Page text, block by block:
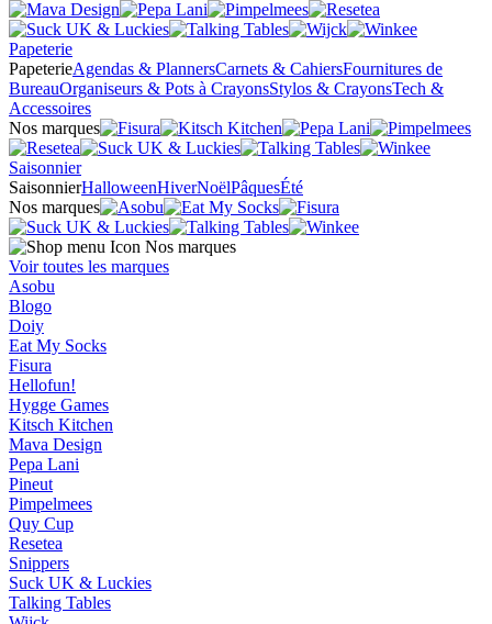
Papeterie
PapeterieAgendas & PlannersCarnets & CahiersFournitures de
BureauOrganiseurs & Pots à CrayonsStylos & CrayonsTech &
Accessoires
Nos marques
Saisonnier
SaisonnierHalloweenHiverNoëlPâquesÉté
Nos marques
Nos marques
Voir toutes les marques
Asobu
Blogo
Doiy
Eat My Socks
Fisura
Hellofun!
Hygge Games
Kitsch Kitchen
Mava Design
Pepa Lani
Pineut
Pimpelmees
Quy Cup
Resetea
Snippers
Suck UK & Luckies
Talking Tables